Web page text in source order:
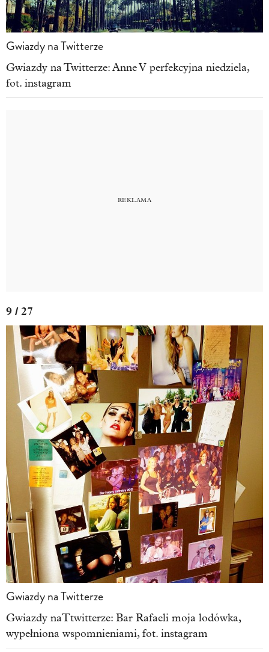
Gwiazdy na Twitterze
Gwiazdy na Twitterze: Anne V perfekcyjna niedziela,
fot. instagram
9 / 27
Gwiazdy na Twitterze
Gwiazdy naTtwitterze: Bar Rafaeli moja lodówka,
wypełniona wspomnieniami, fot. instagram